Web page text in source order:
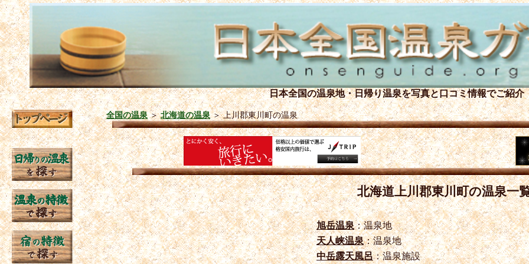
日本全国の温泉地・日帰り温泉を写真と口コミ情報でご紹介
全国の温泉＞北海道の温泉＞上川郡東川町の温泉
北海道上川郡東川町の温泉一
旭岳温泉：温泉地
天人峡温泉：温泉地
中岳露天風呂：温泉施設